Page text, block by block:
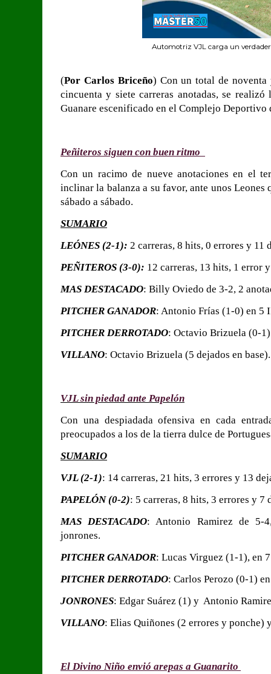
Automotriz VJL carga un
(Por Carlos Briceño) Con un total de noventa
cincuenta y siete carreras anotadas, se
Guanare escenificado en el Complejo Deportivo
Peñiteros siguen con buen ritmo
Con un racimo de nueve anotaciones en el
inclinar la balanza a su favor, ante unos Leones
sábado a sábado.
SUMARIO
LEÓNES (2-1): 2 carreras, 8 hits, 0 errores y 11
PEÑITEROS (3-0): 12 carreras, 13 hits, 1 error
MAS DESTACADO: Billy Oviedo de 3-2, 2
PITCHER GANADOR: Antonio Frías (1-0) en 5
PITCHER DERROTADO: Octavio Brizuela (0-1)
VILLANO: Octavio Brizuela (5 dejados en base).
VJL sin piedad ante Papelón
Con una despiadada ofensiva en cada
preocupados a los de la tierra dulce de
SUMARIO
VJL (2-1): 14 carreras, 21 hits, 3 errores y 13
PAPELÓN (0-2): 5 carreras, 8 hits, 3 errores y 7
MAS DESTACADO: Antonio Ramirez de 5-
jonrones.
PITCHER GANADOR: Lucas Virguez (1-1), en
PITCHER DERROTADO: Carlos Perozo (0-1)
JONRONES: Edgar Suárez (1) y Antonio
VILLANO: Elias Quiñones (2 errores y ponche)
El Divino Niño envió arepas a Guanarito